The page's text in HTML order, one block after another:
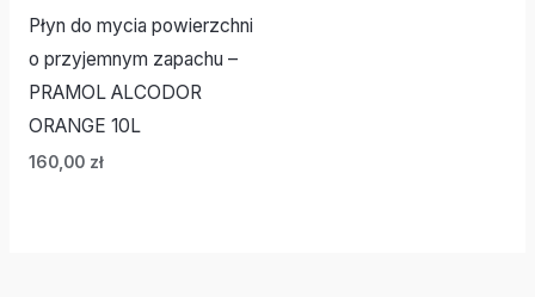
Płyn do mycia powierzchni
o przyjemnym zapachu –
PRAMOL ALCODOR
ORANGE 10L
160,00 zł